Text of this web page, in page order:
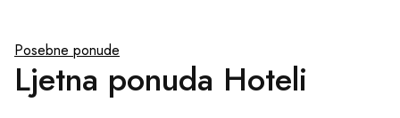
Posebne ponude
Ljetna ponuda Hoteli